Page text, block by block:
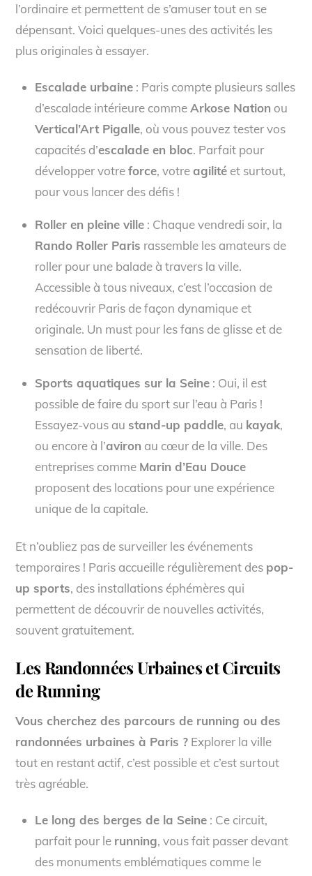
l’ordinaire et permettent de s’amuser tout en se
dépensant. Voici quelques-unes des activités les
plus originales à essayer.
Escalade urbaine: Paris compte plusieurs salles
d’escalade intérieure commeArkose Nation ou
Vertical’Art Pigalle, où vous pouvez tester vos
capacités d’escalade en bloc. Parfait pour
développer votreforce, votreagilitéet surtout,
pour vous lancer des défis !
Roller en pleine ville: Chaque vendredi soir, la
Rando Roller Paris rassemble les amateurs de
roller pour une balade à travers la ville.
Accessible à tous niveaux, c’est l’occasion de
redécouvrir Paris de façon dynamique et
originale. Un must pour les fans de glisse et de
sensation de liberté.
Sports aquatiques sur la Seine: Oui, il est
possible de faire du sport sur l’eau à Paris !
Essayez-vous au stand-up paddle, au kayak,
ou encore à l’aviron au cœur de la ville. Des
entreprises comme Marin d’Eau Douce
proposent des locations pour une expérience
unique de la capitale.
Et n’oubliez pas de surveiller les événements
temporaires ! Paris accueille régulièrement des pop-
up sports, des installations éphémères qui
permettent de découvrir de nouvelles activités,
souvent gratuitement.
Les Randonnées Urbaines et Circuits
de Running
Vous cherchez des parcours de running ou des
randonnées urbaines à Paris ? Explorer la ville
tout en restant actif, c’est possible et c’est surtout
très agréable.
Le long des berges de la Seine: Ce circuit,
parfait pour le running, vous fait passer devant
des monuments emblématiques comme le